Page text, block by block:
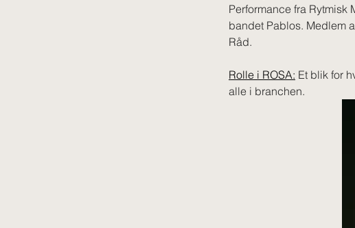
Performance fra Rytmisk
bandet Pablos. Medlem
Råd.
Rolle i ROSA: Et blik for
alle i branchen.